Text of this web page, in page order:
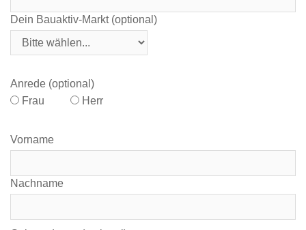
Dein Bauaktiv-Markt (optional)
Anrede (optional)
Frau
Herr
Vorname
Nachname